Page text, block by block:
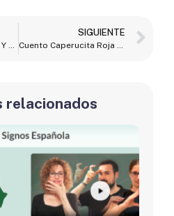
SIGUIENTE
relacionados